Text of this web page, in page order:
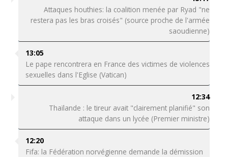
Attaques houthies: la coalition menée par Ryad "ne
restera pas les bras croisés" (source proche de l'armée
saoudienne)
13:05
Le pape rencontrera en France des victimes de violences
sexuelles dans l'Eglise (Vatican)
12:34
Thaïlande : le tireur avait "clairement planifié" son
attaque dans un lycée (Premier ministre)
12:20
Fifa: la Fédération norvégienne demande la démission